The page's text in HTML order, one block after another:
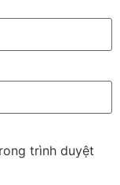
trình duyệt